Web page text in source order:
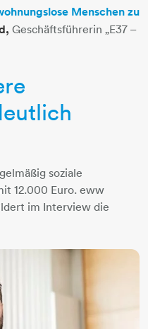
Menschen zu
Geschäftsführerin „E37 –
soziale
12.000 Euro. eww
im Interview die